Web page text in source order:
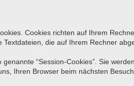
Cookies richten auf Ihrem
die auf Ihrem Rechner
“Session-Cookies”. Sie
Ihren Browser beim nächsten